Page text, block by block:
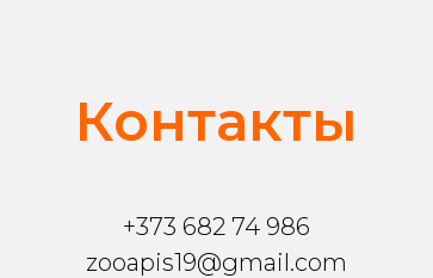
Контакты
+373 682 74 986
zooapis19@gmail.com